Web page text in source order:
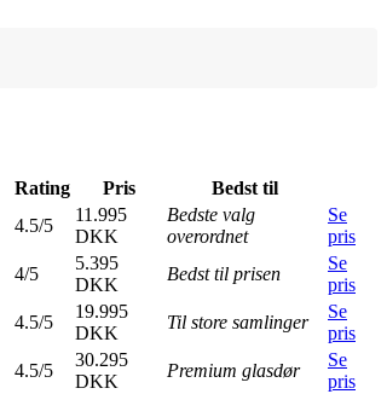
Rating Pris
Bedst til
4.5/5
11.995
DKK
Bedste valg
overordnet
Se
pris
4/5
5.395
DKK
Bedst til prisen
Se
pris
4.5/5
19.995
DKK
Til store samlinger
Se
pris
4.5/5
30.295
DKK
Premium glasdør
Se
pris